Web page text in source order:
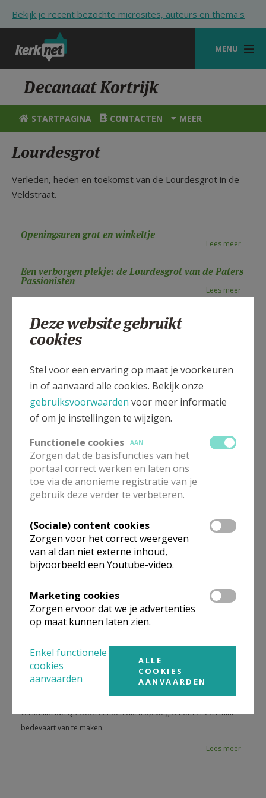
Bekijk je recent bezochte microsites, auteurs en thema's
MENU
STARTPAGINA
KERK
VIERINGEN
SHOP
ZOEKEN
STARTPAGINA PORTAAL
AANMELDEN OF REGISTREREN
Decanaat Kortrijk
STARTPAGINA CONTACTEN MEER
Lourdesgrot
Verleden, heden en toekomst van de Lourdesgrot in de
Veldstraat.
Openingsuren grot en winkeltje
Lees meer
Een verborgen plekje: de Lourdesgrot van de Paters
Passionisten
Lees meer
Lourdesgrot
Lourdesgrot - nu
Lees meer
Lees meer
Broeder Isidoor
De laatste brief van Broeder Isidoor aan zijn ouders
De zalige Broeder Isidoor (1881-1916) trad in bij de passionisten
en werd bekend door zijn intens gebedsleven. Hij stierf op z'n
35ste aan kanker.
Broeder Isidoor
Lees meer
Lourdesgrot: Pastoraal project
Wie een bezoek brengt aan de Lourdesgrot in de Veldstraat kan er
verschillende QR codes vinden die u op weg zet om er een mini-
bedevaart van te maken.
Lees meer
Deze website gebruikt
cookies
Stel voor een ervaring op maat je voorkeuren
in of aanvaard alle cookies. Bekijk onze
gebruiksvoorwaarden voor meer informatie
of om je instellingen te wijzigen.
Functionele cookies
AAN
Zorgen dat de basisfuncties van het
portaal correct werken en laten ons
toe via de anonieme registratie van je
gebruik deze verder te verbeteren.
(Sociale) content cookies
Zorgen voor het correct weergeven
van al dan niet externe inhoud,
bijvoorbeeld een Youtube-video.
Marketing cookies
Zorgen ervoor dat we je advertenties
op maat kunnen laten zien.
Enkel functionele
cookies
aanvaarden
ALLE
COOKIES
AANVAARDEN